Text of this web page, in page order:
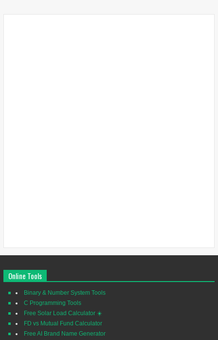
Online Tools
Binary & Number System Tools
C Programming Tools
Free Solar Load Calculator ☀️
FD vs Mutual Fund Calculator
Free AI Brand Name Generator